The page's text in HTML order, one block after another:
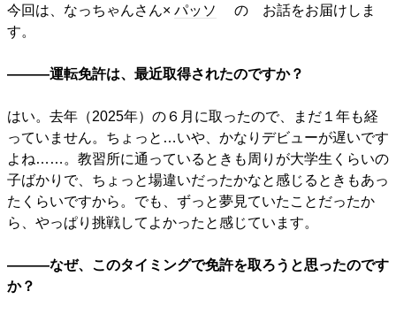
今回は、なっちゃんさん× パッソ
の お話をお届けしま
す。
―――運転免許は、最近取得されたのですか？
はい。去年（2025年）の６月に取ったので、まだ１年も経
っていません。ちょっと…いや、かなりデビューが遅いです
よね……。教習所に通っているときも周りが大学生くらいの
子ばかりで、ちょっと場違いだったかなと感じるときもあっ
たくらいですから。でも、ずっと夢見ていたことだったか
ら、やっぱり挑戦してよかったと感じています。
―――なぜ、このタイミングで免許を取ろうと思ったのです
か？